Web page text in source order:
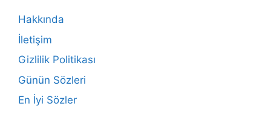
o
o
k
Hakkında
İletişim
Gizlilik Politikası
Günün Sözleri
En İyi Sözler